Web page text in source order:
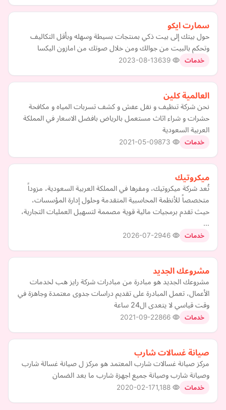
سمارت ايكو
حول بيتك إلى بيت ذكي بمنتجات بسيطة وسهله وبأقل التكاليف
وتحكم بالبيت من جوالك ومن خلال صوتك من امازون اليكسا
خدمات 2023-08-13
العالمية كلين
نحن شركة تنظيف و نقل عفش و كشف تسربات المياه و مكافحة
حشرات و شراء اثاث مستعمل بالرياض بافضل الاسعار في المملكة
العربية السعودية
خدمات 2021-05-09
ميكروتيك
تُعد شركة ميكروتيك، ومقرها في المملكة العربية السعودية، مزوداً
متخصصاً للأنظمة المحاسبية المتقدمة وحلول إدارة المؤسسات،
حيث تقدم برمجيات مالية قوية مصممة لتسهيل العمليات التجارية،
…
خدمات 2026-07-29
مشروعك الجديد
مشروعك الجديد هو مبادرة من مبادرات شركة رايز هب لخدمات
الأعمال، تعمل المبادرة على تقديم دراسات جدوى معتمدة وجاهزة في
وقت قياسي لا يتعدى ال24 ساعة
خدمات 2021-09-22
صيانة غسالات شارب
مركز صيانة غسالات شارب المعتمد هو مركز ل صيانة غسالة شارب
وصيانة شارب وصيانة جميع اجهزة شارب ما بعد الضمان
خدمات 2020-02-17